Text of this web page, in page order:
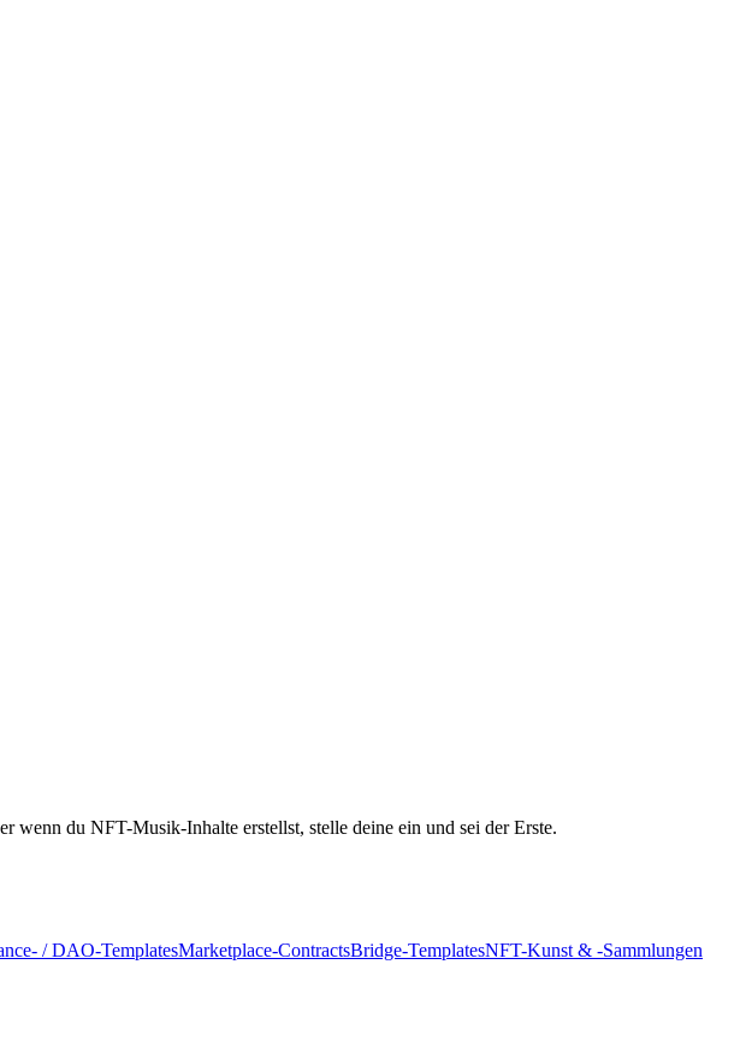
wenn du NFT-Musik-Inhalte erstellst, stelle deine ein und sei der Erste.
/ DAO-TemplatesMarketplace-ContractsBridge-TemplatesNFT-Kunst & -Sammlungen